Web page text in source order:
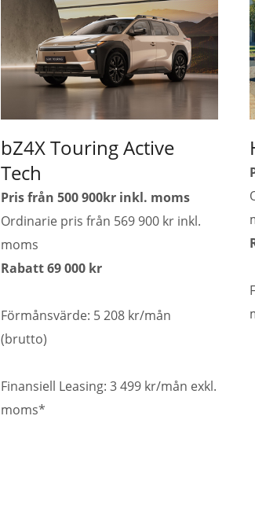
bZ4X Touring Active
Tech
Pris från 500 900kr inkl. moms
Ordinarie pris från 569 900 kr inkl.
moms
Rabatt 69 000 kr
Förmånsvärde: 5 208 kr/mån
(brutto)
Finansiell Leasing: 3 499 kr/mån exkl.
moms*